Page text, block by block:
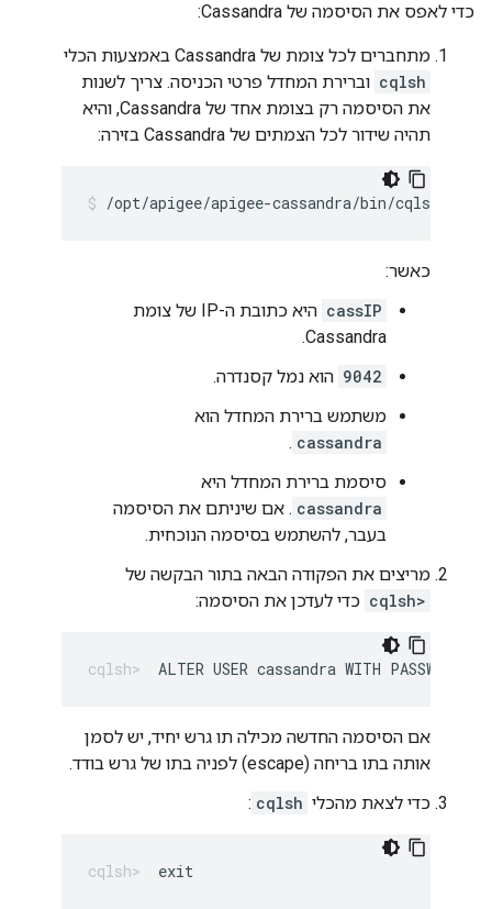
כדי לאפס את הסיסמה של Cassandra:
מתחברים לכל צומת של Cassandra באמצעות הכלי
cqlsh וברירת המחדל פרטי הכניסה. צריך לשנות
את הסיסמה רק בצומת אחד של Cassandra, והיא
תהיה שידור לכל הצמתים של Cassandra בזירה:
/opt/apigee/apigee-cassandra/bin/cqlsh
כאשר:
cassIP
היא כתובת ה-IP של צומת
Cassandra.
9042 הוא נמל קסנדרה.
משתמש ברירת המחדל הוא
cassandra
.
סיסמת ברירת המחדל היא
cassandra . אם שיניתם את הסיסמה
בעבר, להשתמש בסיסמה הנוכחית.
מריצים את הפקודה הבאה בתור הבקשה של
cqlsh> כדי לעדכן את הסיסמה:
ALTER USER cassandra WITH PASSWORD '
אם הסיסמה החדשה מכילה תו גרש יחיד, יש לסמן
אותה בתו בריחה (escape) לפניה בתו של גרש בודד.
כדי לצאת מהכלי cqlsh
:
exit